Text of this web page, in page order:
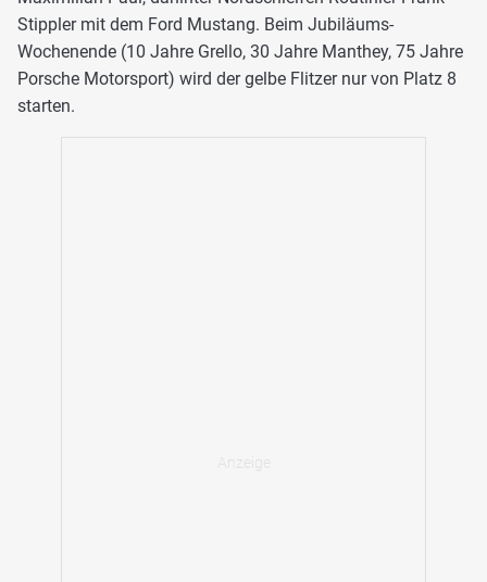
Stippler mit dem Ford Mustang. Beim Jubiläums-
Wochenende (10 Jahre Grello, 30 Jahre Manthey, 75 Jahre
Porsche Motorsport) wird der gelbe Flitzer nur von Platz 8
starten.